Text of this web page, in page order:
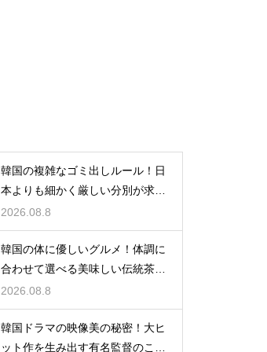
韓国の複雑なゴミ出しルール！日
本よりも細かく厳しい分別が求め
られる理由
2026.08.8
韓国の体に優しいグルメ！体調に
合わせて選べる美味しい伝統茶の
驚きの効能
2026.08.8
韓国ドラマの映像美の秘密！大ヒ
ット作を生み出す有名監督のこだ